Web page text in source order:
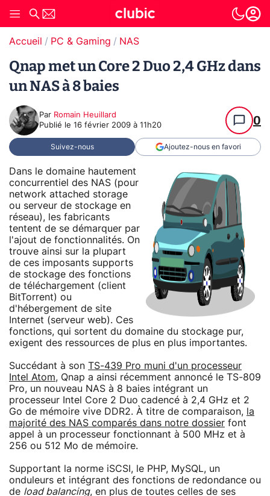
Accueil PC & Gaming NAS
Qnap met un Core 2 Duo 2,4 GHz dans
un NAS à 8 baies
Par Romain Heuillard
Publié le 16 février 2009 à 11h20 0
Suivez-nous Ajoutez-nous en favori
Dans le domaine hautement
concurrentiel des NAS (pour
network attached storage
ou serveur de stockage en
réseau), les fabricants
tentent de se démarquer par
l'ajout de fonctionnalités. On
trouve ainsi sur la plupart
de ces imposants supports
de stockage des fonctions
de téléchargement (client
BitTorrent) ou
d'hébergement de site
Internet (serveur web). Ces
fonctions, qui sortent du domaine du stockage pur,
exigent des ressources de plus en plus importantes.
Succédant à son TS-439 Pro muni d'un processeur
Intel Atom, Qnap a ainsi récemment annoncé le TS-809
Pro, un nouveau NAS à 8 baies intégrant un
processeur Intel Core 2 Duo cadencé à 2,4 GHz et 2
Go de mémoire vive DDR2. À titre de comparaison, la
majorité des NAS comparés dans notre dossier font
appel à un processeur fonctionnant à 500 MHz et à
256 ou 512 Mo de mémoire.
Supportant la norme iSCSI, le PHP, MySQL, un
onduleurs et intégrant des fonctions de redondance ou
de load balancing, en plus de toutes celles de ses